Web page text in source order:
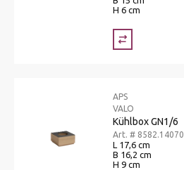
H 6 cm
APS
VALO
Kühlbox GN1/6
Art. # 8582.14070
L 17,6 cm
B 16,2 cm
H 9 cm